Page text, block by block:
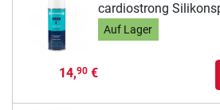
cardiostrong
Auf Lager
14,90€